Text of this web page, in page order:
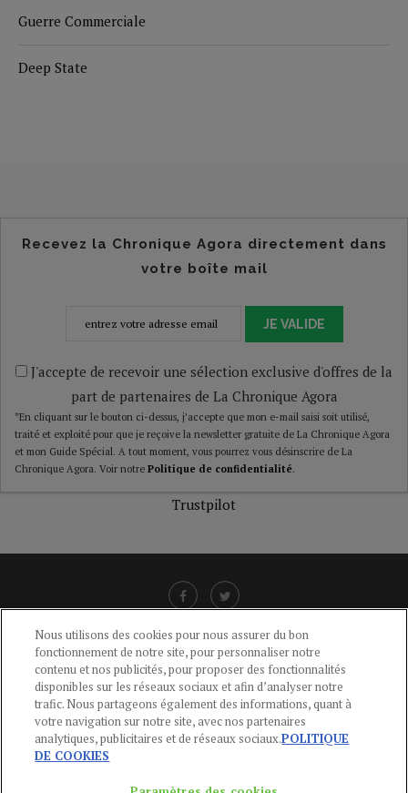
Guerre Commerciale
Deep State
Recevez la Chronique Agora directement dans
votre boîte mail
JE VALIDE
J'accepte de recevoir une sélection exclusive d'offres de la
part de partenaires de La Chronique Agora
*En cliquant sur le bouton ci-dessus, j’accepte que mon e-mail saisi soit utilisé,
traité et exploité pour que je reçoive la newsletter gratuite de La Chronique Agora
et mon Guide Spécial. A tout moment, vous pourrez vous désinscrire de La
Chronique Agora. Voir notre Politique de confidentialité.
Trustpilot
CGU-POLITIQUE DE CONFIDENTIALITÉ -POLITIQUE DES COOKIES
MENTIONS LÉGALES -AIDE
CONTACT
01 44 59 91 11
Nous utilisons des cookies pour nous assurer du bon
fonctionnement de notre site, pour personnaliser notre
contenu et nos publicités, pour proposer des fonctionnalités
disponibles sur les réseaux sociaux et afin d’analyser notre
trafic. Nous partageons également des informations, quant à
votre navigation sur notre site, avec nos partenaires
analytiques, publicitaires et de réseaux sociaux.POLITIQUE
DE COOKIES